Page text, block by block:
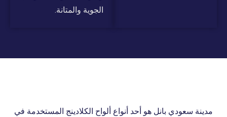
الجوية والمتانة.
مدينة سعودي بانل هو أحد أنواع ألواح الكلادينج المستخدمة في